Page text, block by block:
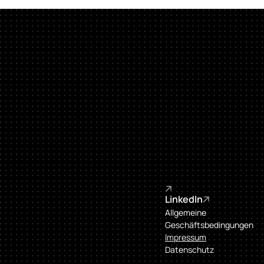
DEINE MARKE.
DEIN LOOK.
DEIN
LinkedIn
Allgemeine
Geschäftsbedingungen
Impressum
Datenschutz